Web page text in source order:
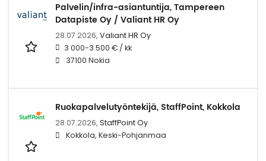
Palvelin/infra-asiantuntija, Tampereen
Datapiste Oy / Valiant HR Oy
28.07.2026, Valiant HR Oy
3 000-3 500 € / kk
37100 Nokia
Ruokapalvelutyöntekijä, StaffPoint, Kokkola
28.07.2026, StaffPoint Oy
Kokkola, Keski-Pohjanmaa